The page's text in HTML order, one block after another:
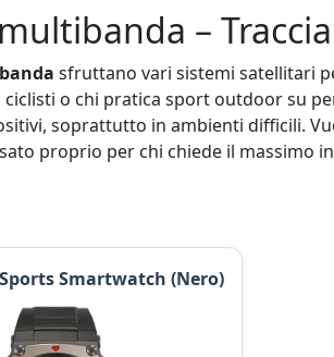
–
sfruttano vari sistemi satellitari
o chi pratica sport outdoor su
soprattutto in ambienti difficili.
proprio per chi chiede il massimo
Sports Smartwatch (Nero)